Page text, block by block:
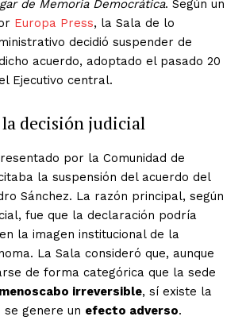
de Memoria Democrática. Según un
Europa Press, la Sala de lo
decidió suspender de
acuerdo, adoptado el pasado 20
Ejecutivo central.
decisión judicial
por la Comunidad de
la suspensión del acuerdo del
Sánchez. La razón principal, según
fue que la declaración podría
la imagen institucional de la
La Sala consideró que, aunque
de forma categórica que la sede
menoscabo irreversible, sí existe la
se genere un efecto adverso.